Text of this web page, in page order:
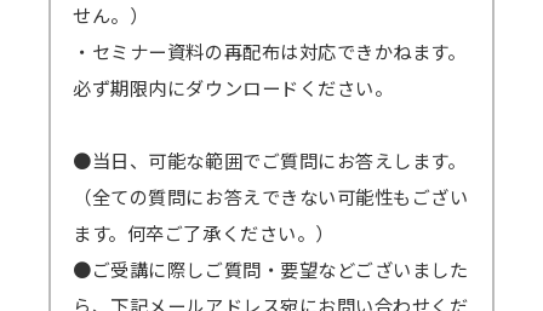
せん。）
・セミナー資料の再配布は対応できかねます。
必ず期限内にダウンロードください。
●当日、可能な範囲でご質問にお答えします。
（全ての質問にお答えできない可能性もござい
ます。何卒ご了承ください。）
●ご受講に際しご質問・要望などございました
ら、下記メールアドレス宛にお問い合わせくだ